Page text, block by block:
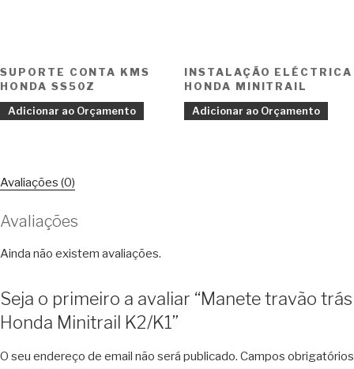
SUPORTE CONTA KMS
HONDA SS50Z
Adicionar ao Orçamento
INSTALAÇÃO ELÉCTRICA
HONDA MINITRAIL
Adicionar ao Orçamento
Avaliações (0)
Avaliações
Ainda não existem avaliações.
Seja o primeiro a avaliar “Manete travão trás
Honda Minitrail K2/K1”
O seu endereço de email não será publicado. Campos obrigatórios